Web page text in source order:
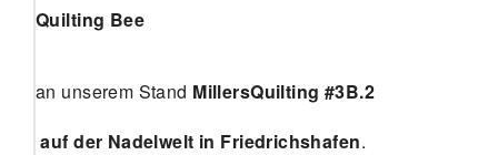
Quilting Bee
an unserem Stand MillersQuilting #3B.2
auf der Nadelwelt in Friedrichshafen.